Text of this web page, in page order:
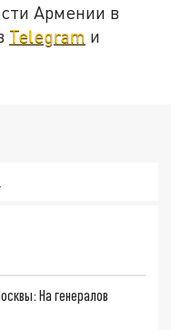
Армении в
Telegram и
На генералов